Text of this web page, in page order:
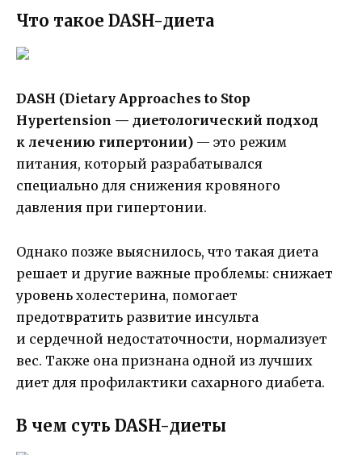
Что такое DASH-диета
DASH (Dietary Approaches to Stop
Hypertension — диетологический подход
к лечению гипертонии) — это режим
питания, который разрабатывался
специально для снижения кровяного
давления при гипертонии.
Однако позже выяснилось, что такая диета
решает и другие важные проблемы: снижает
уровень холестерина, помогает
предотвратить развитие инсульта
и сердечной недостаточности, нормализует
вес. Также она признана одной из лучших
диет для профилактики сахарного диабета.
В чем суть DASH-диеты